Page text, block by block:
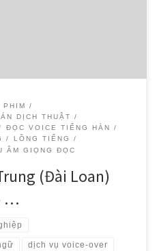
DỊCH THUẬT
ĐỌC VOICE TIẾNG HÀN
LỒNG TIẾNG
ÂM GIỌNG ĐỌC
(Đài Loan)
…
dịch vụ voice-over